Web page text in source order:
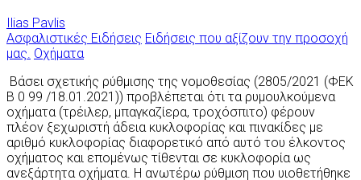
Ilias Pavlis
Ασφαλιστικές Ειδήσεις Ειδήσεις που αξίζουν την προσοχή
μας. Οχήματα
Βάσει σχετικής ρύθμισης της νομοθεσίας (2805/2021 (ΦΕΚ
Β 0 99 /18.01.2021)) προβλέπεται ότι τα ρυμουλκούμενα
οχήματα (τρέιλερ, μπαγκαζίερα, τροχόσπιτο) φέρουν
πλέον ξεχωριστή άδεια κυκλοφορίας και πινακίδες με
αριθμό κυκλοφορίας διαφορετικό από αυτό του έλκοντος
οχήματος και επομένως τίθενται σε κυκλοφορία ως
ανεξάρτητα οχήματα. Η ανωτέρω ρύθμιση που υιοθετήθηκε